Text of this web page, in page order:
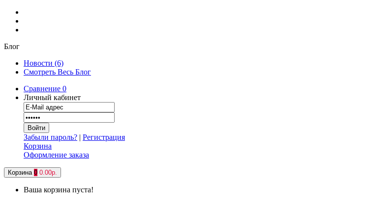
Блог
Новости (6)
Смотреть Весь Блог
Сравнение 0
Личный кабинет
Забыли пароль? | Регистрация
Корзина
Оформление заказа
Корзина 0 0.00р.
Ваша корзина пуста!